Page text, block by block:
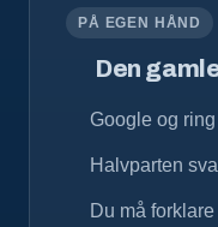
PÅ EGEN HÅND
Den
Google og
Halvparten
Du må